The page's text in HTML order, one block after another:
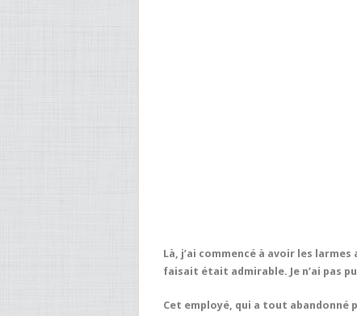
Là, j’ai commencé à avoir les larmes
faisait était admirable. Je n’ai pas
Cet employé, qui a tout abandonné